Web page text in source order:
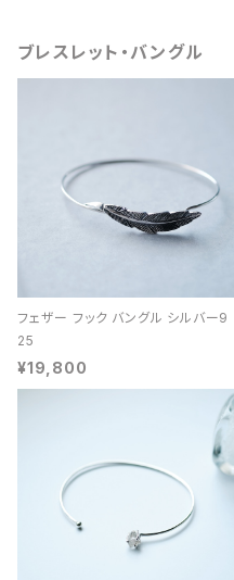
ブレスレット・バングル
フェザー フック バングル シルバー9
25
¥19,800